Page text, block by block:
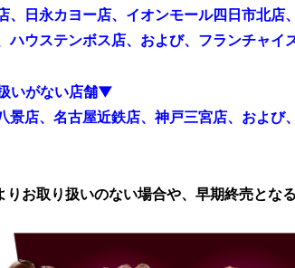
、日永カヨー店、イオンモール四日市北店
ハウステンボス店、 および、フランチャイ
いがない店舗▼
景店、名古屋近鉄店、神戸三宮店、およ
お取り扱いのない場合や、早期終売とな